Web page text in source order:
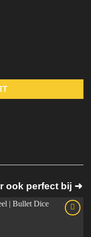
ook perfect bij ➜